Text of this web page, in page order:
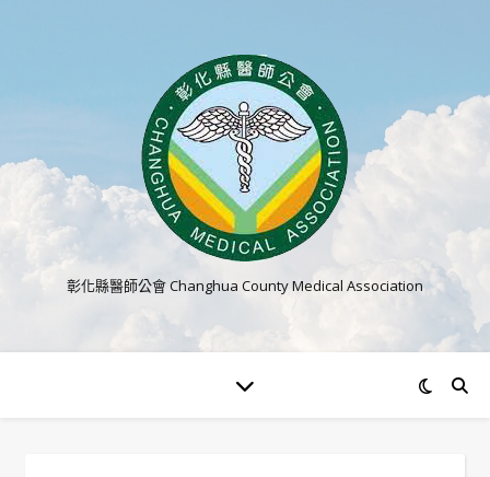
彰化縣醫師公會 Changhua County Medical Association